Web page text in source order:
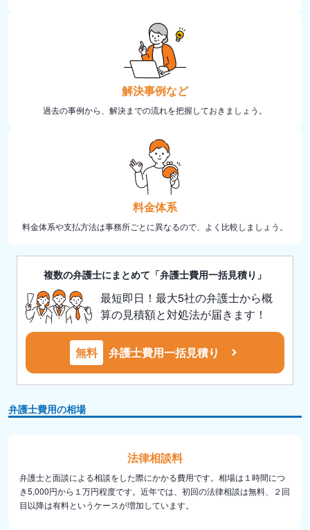
解決事例など
過去の事例から、解決までの流れを把握しておきましょう。
料金体系
料金体系や支払方法は事務所ごとに異なるので、よく比較しましょう。
複数の弁護士にまとめて「弁護士費用一括見積り」
最短即日！最大5社の弁護士から概
算の見積額と対処法が届きます！
無料 弁護士費用一括見積り
弁護士費用の相場
法律相談料
弁護士と面談による相談をした際にかかる費用です。相場は１時間につ
き5,000円から１万円程度です。近年では、初回の法律相談は無料、２回
目以降は有料というケースが増加しています。